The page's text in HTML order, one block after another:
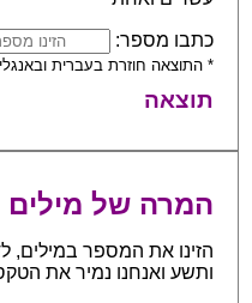
כתבו מספר:
* התוצאה חוזרת בעברית
תוצאה
המרה של
הזינו את המספר במילים,
ותשע ואנחנו נמיר את